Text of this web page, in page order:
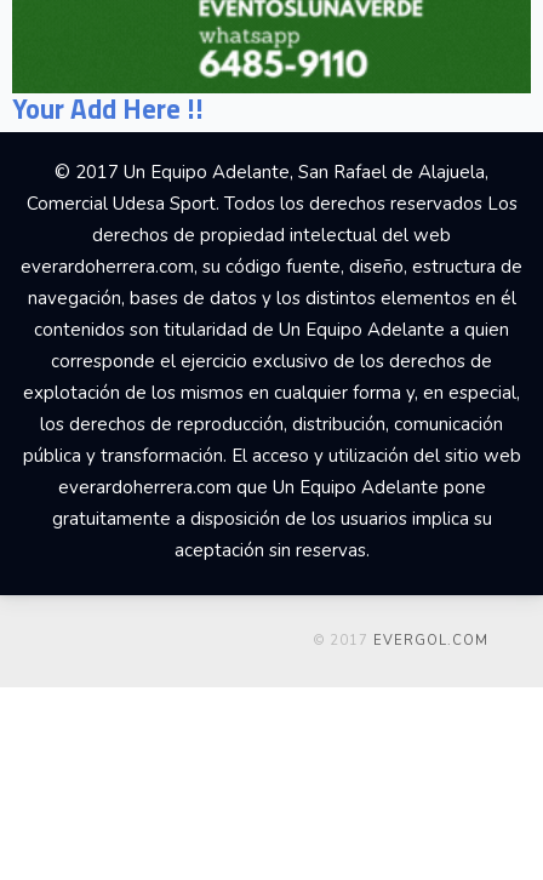
Your Add Here !!
© 2017 Un Equipo Adelante, San Rafael de Alajuela,
Comercial Udesa Sport. Todos los derechos reservados Los
derechos de propiedad intelectual del web
everardoherrera.com, su código fuente, diseño, estructura de
navegación, bases de datos y los distintos elementos en él
contenidos son titularidad de Un Equipo Adelante a quien
corresponde el ejercicio exclusivo de los derechos de
explotación de los mismos en cualquier forma y, en especial,
los derechos de reproducción, distribución, comunicación
pública y transformación. El acceso y utilización del sitio web
everardoherrera.com que Un Equipo Adelante pone
gratuitamente a disposición de los usuarios implica su
aceptación sin reservas.
© 2017 EVERGOL.COM